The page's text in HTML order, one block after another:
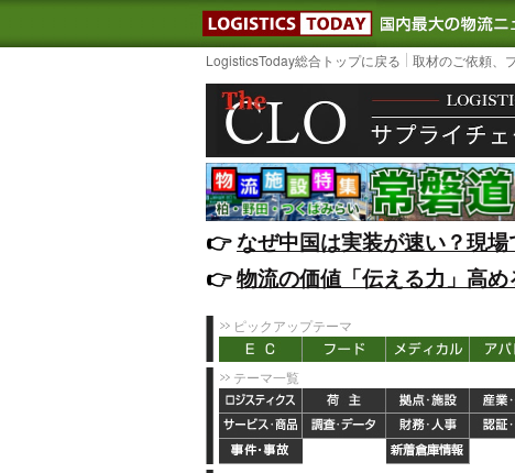
LOGISTICS
LogisticsToday総合トップに戻る 取材のご依頼、
👉️なぜ中国は実装が速い？現
👉️物流の価値「伝える力」高
ピックアップテーマ
テーマ一覧